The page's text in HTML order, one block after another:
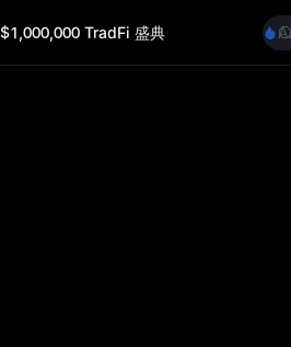
$1,000,000 TradFi 盛典